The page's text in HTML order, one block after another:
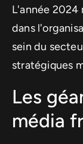
L'année 2024
dans
sein du
stratégiques
Les
média